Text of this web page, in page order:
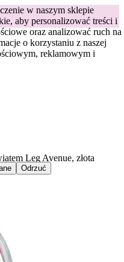
w naszym sklepie
aby personalizować treści i
oraz analizować ruch na
o korzystaniu z naszej
reklamowym i
Odrzuć
Leg Avenue, złota